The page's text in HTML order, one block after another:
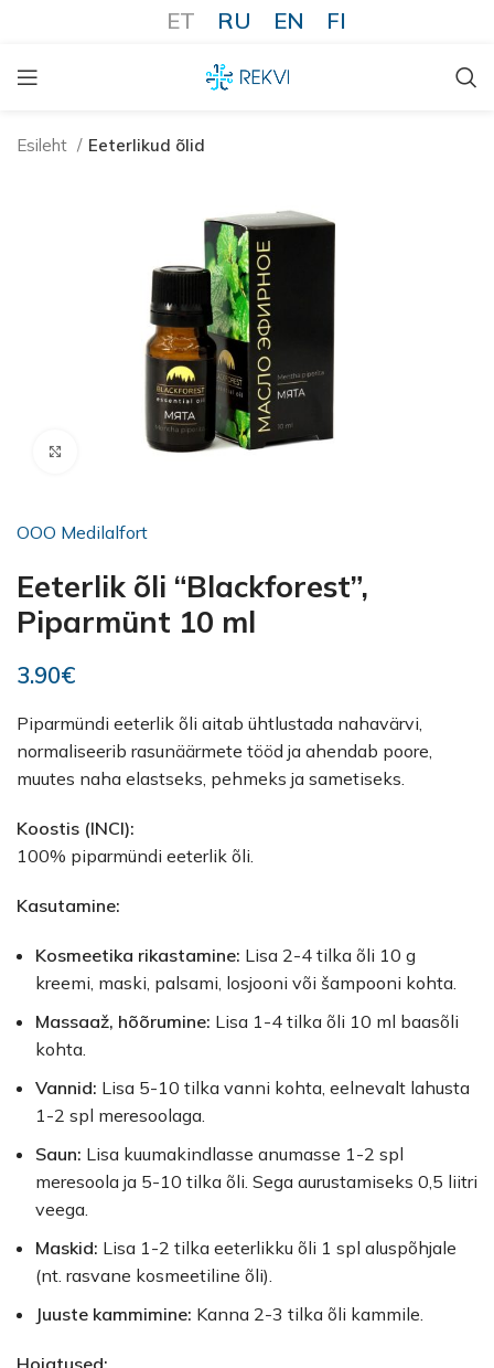
ET RU EN FI
Esileht Eeterlikud õlid
Kliki suurendamiseks
OOO Medilalfort
Eeterlik õli “Blackforest”,
Piparmünt 10 ml
3.90€
Piparmündi eeterlik õli aitab ühtlustada nahavärvi,
normaliseerib rasunäärmete tööd ja ahendab poore,
muutes naha elastseks, pehmeks ja sametiseks.
Koostis (INCI):
100% piparmündi eeterlik õli.
Kasutamine:
Kosmeetika rikastamine: Lisa 2-4 tilka õli 10 g
kreemi, maski, palsami, losjooni või šampooni kohta.
Massaaž, hõõrumine: Lisa 1-4 tilka õli 10 ml baasõli
kohta.
Vannid: Lisa 5-10 tilka vanni kohta, eelnevalt lahusta
1-2 spl meresoolaga.
Saun: Lisa kuumakindlasse anumasse 1-2 spl
meresoola ja 5-10 tilka õli. Sega aurustamiseks 0,5 liitri
veega.
Maskid: Lisa 1-2 tilka eeterlikku õli 1 spl aluspõhjale
(nt. rasvane kosmeetiline õli).
Juuste kammimine: Kanna 2-3 tilka õli kammile.
Hoiatused: